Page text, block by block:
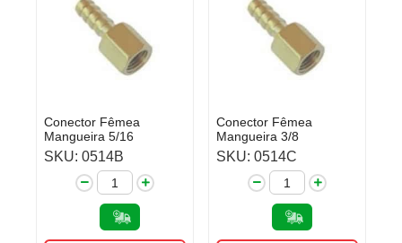
Conector Fêmea
Mangueira 5/16
SKU: 0514B
Conector Fêmea
Mangueira 3/8
SKU: 0514C